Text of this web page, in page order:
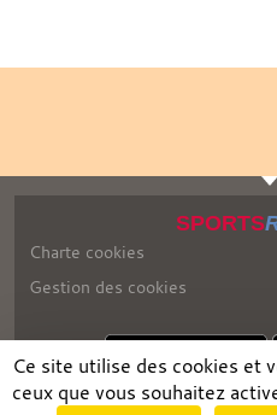
SPORTS
Charte cookies
Gestion des cookies
Ce site utilise des cookies et
ceux que vous souhaitez